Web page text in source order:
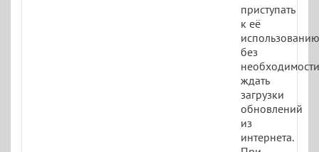
приступать
к её
без
необходимости
ждать
загрузки
обновлений
из
интернета.